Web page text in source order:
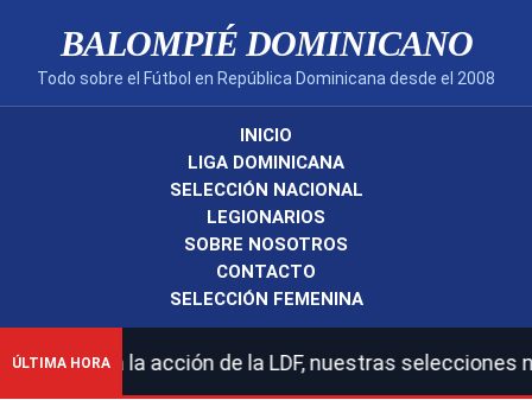
BALOMPIÉ DOMINICANO
Todo sobre el Fútbol en República Dominicana desde el 2008
INICIO
LIGA DOMINICANA
SELECCIÓN NACIONAL
LEGIONARIOS
SOBRE NOSOTROS
CONTACTO
SELECCIÓN FEMENINA
ÚLTIMA HORA
acción de la LDF, nuestras selecciones nacionales